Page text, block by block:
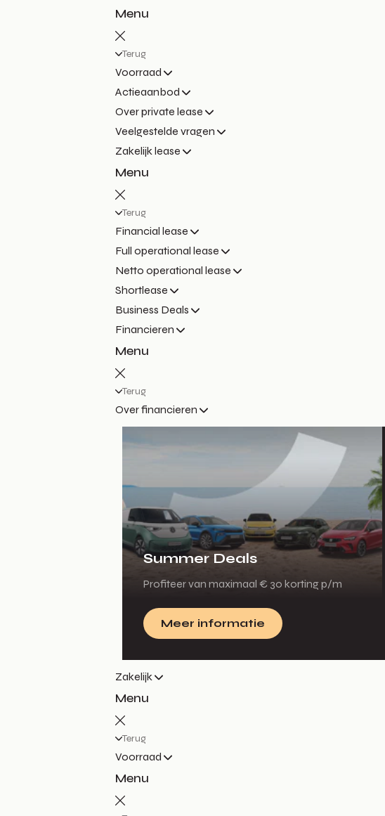
Menu
Terug
Voorraad
Actieaanbod
Over private lease
Veelgestelde vragen
Zakelijk lease
Menu
Terug
Financial lease
Full operational lease
Netto operational lease
Shortlease
Business Deals
Financieren
Menu
Terug
Over financieren
Summer Deals
Profiteer van maximaal € 30 korting p/m
Meer informatie
Zakelijk
Menu
Terug
Voorraad
Menu